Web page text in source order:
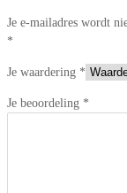
Je e-mailadres wordt
*
Je waardering *
Je beoordeling *